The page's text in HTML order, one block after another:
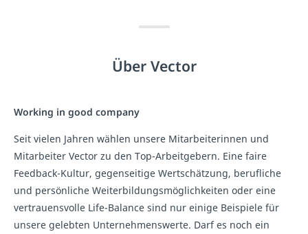
Über Vector
Working in good company
Seit vielen Jahren wählen unsere Mitarbeiterinnen und
Mitarbeiter Vector zu den Top-Arbeitgebern. Eine faire
Feedback-Kultur, gegenseitige Wertschätzung, berufliche
und persönliche Weiterbildungsmöglichkeiten oder eine
vertrauensvolle Life-Balance sind nur einige Beispiele für
unsere gelebten Unternehmenswerte. Darf es noch ein